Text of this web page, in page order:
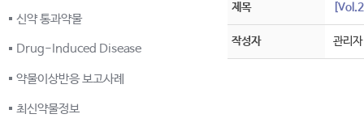
신약 통과약물
Drug-Induced Disease
약물이상반응 보고사례
최신약물정보
제목
작성자 관리자